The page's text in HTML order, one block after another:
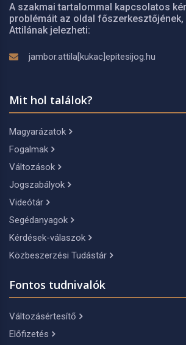
A szakmai tartalommal kapcsolatos
problémáit az oldal főszerkesztőjének,
Attilának jelezheti:
jambor.attila[kukac]epitesijog.hu
Mit hol találok?
Magyarázatok
Fogalmak
Változások
Jogszabályok
Videótár
Segédanyagok
Kérdések-válaszok
Közbeszerzési Tudástár
Fontos tudnivalók
Változásértesítő
Előfizetés